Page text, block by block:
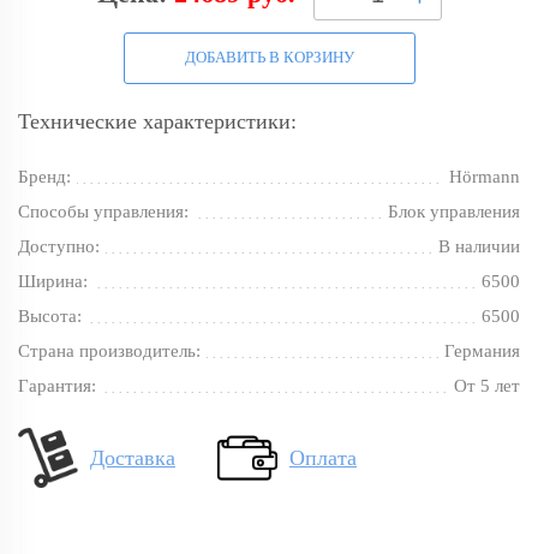
ДОБАВИТЬ В КОРЗИНУ
Технические характеристики:
Бренд:
Hörmann
Способы управления:
Блок управления
Доступно:
В наличии
Ширина:
6500
Высота:
6500
Страна производитель:
Германия
Гарантия:
От 5 лет
Доставка Оплата